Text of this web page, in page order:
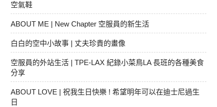
空氣鞋
ABOUT ME | New Chapter 空服員的新生活
白白的空中小故事 | 丈夫珍貴的畫像
空服員的外站生活 | TPE-LAX 紀錄小菜鳥LA 長班的各種美食
分享
ABOUT LOVE | 祝我生日快樂 ! 希望明年可以在迪士尼過生
日